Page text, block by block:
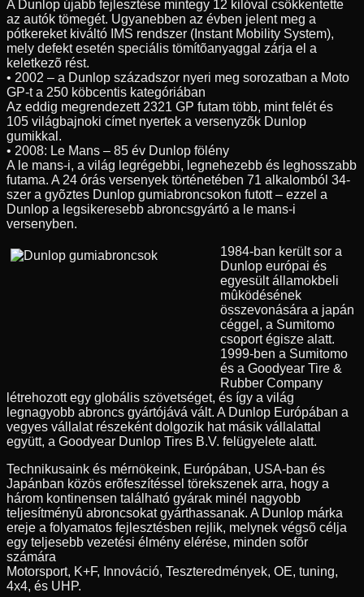
A Dunlop újabb fejlesztése mintegy 12 kilóval csökkentette
az autók tömegét. Ugyanebben az évben jelent meg a
pótkereket kiváltó IMS rendszer (Instant Mobility System),
mely defekt esetén speciális tömítõanyaggal zárja el a
keletkezõ rést.
• 2002 – a Dunlop századszor nyeri meg sorozatban a Moto
GP-t a 250 köbcentis kategóriában
Az eddig megrendezett 2321 GP futam több, mint felét és
105 világbajnoki címet nyertek a versenyzõk Dunlop
gumikkal.
• 2008: Le Mans – 85 év Dunlop fölény
A le mans-i, a világ legrégebbi, legnehezebb és leghosszabb
futama. A 24 órás versenyek történetében 71 alkalomból 34-
szer a gyõztes Dunlop gumiabroncsokon futott – ezzel a
Dunlop a legsikeresebb abroncsgyártó a le mans-i
versenyben.
1984-ban került sor a
Dunlop európai és
egyesült államokbeli
mûködésének
összevonására a japán
céggel, a Sumitomo
csoport égisze alatt.
1999-ben a Sumitomo
és a Goodyear Tire &
Rubber Company
létrehozott egy globális szövetséget, és így a világ
legnagyobb abroncs gyártójává vált. A Dunlop Európában a
vegyes vállalat részeként dolgozik hat másik vállalattal
együtt, a Goodyear Dunlop Tires B.V. felügyelete alatt.
Technikusaink és mérnökeink, Európában, USA-ban és
Japánban közös erõfeszítéssel törekszenek arra, hogy a
három kontinensen található gyárak minél nagyobb
teljesítményû abroncsokat gyárthassanak. A Dunlop márka
ereje a folyamatos fejlesztésben rejlik, melynek végsõ célja
egy teljesebb vezetési élmény elérése, minden sofõr
számára
Motorsport, K+F, Innováció, Teszteredmények, OE, tuning,
4x4, és UHP.